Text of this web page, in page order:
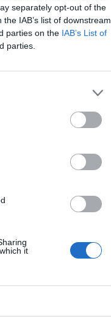
separately opt-out of the
IAB’s list of downstream
parties on the IAB’s List of
parties.
it